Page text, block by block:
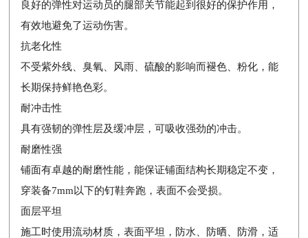
良好的弹性对运动员的腿部关节能起到很好的保护作用，
有效地避免了运动伤害。
抗老化性
不受紫外线、臭氧、风雨、硫酸的影响而褪色、粉化，能
长期保持鲜艳色彩。
耐冲击性
具有强韧的弹性层及缓冲层，可吸收强劲的冲击。
耐磨性强
铺面有卓越的耐磨性能，能保证铺面结构长期稳定不变，
穿装备7mm以下的钉鞋奔跑，表面不会受损。
面层平坦
施工时使用流动材质，表面平坦，防水、防晒、防滑，适